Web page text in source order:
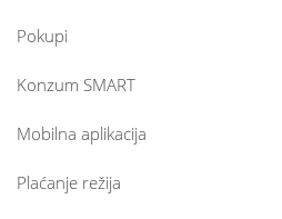
Pokupi
Konzum SMART
Mobilna aplikacija
Plaćanje režija